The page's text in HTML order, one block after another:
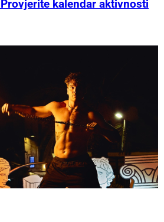
kalendar aktivnosti